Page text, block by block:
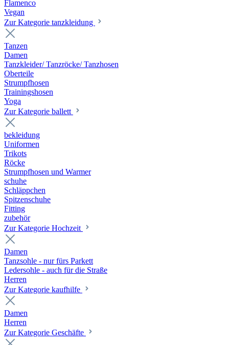
Flamenco
Vegan
Zur Kategorie tanzkleidung
Tanzen
Damen
Tanzkleider/ Tanzröcke/ Tanzhosen
Oberteile
Strumpfhosen
Trainingshosen
Yoga
Zur Kategorie ballett
bekleidung
Uniformen
Trikots
Röcke
Strumpfhosen und Warmer
schuhe
Schläppchen
Spitzenschuhe
Fitting
zubehör
Zur Kategorie Hochzeit
Damen
Tanzsohle - nur fürs Parkett
Ledersohle - auch für die Straße
Herren
Zur Kategorie kaufhilfe
Damen
Herren
Zur Kategorie Geschäfte